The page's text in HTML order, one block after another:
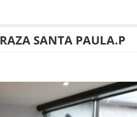
SANTA PAULA.P